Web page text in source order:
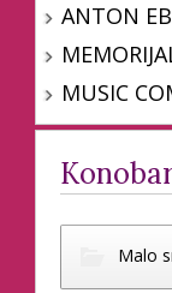
ANTON
MUSIC
Malo